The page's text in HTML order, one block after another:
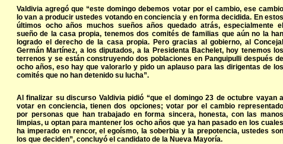
Valdivia agregó que “este domingo debemos votar por el cambio, ese cambio
lo van a producir ustedes votando en conciencia y en forma decidida. En estos
últimos ocho años muchos sueños años quedado atrás, especialmente el
sueño de la casa propia, tenemos dos comités de familias que aún no la han
logrado el derecho de la casa propia. Pero gracias al gobierno, al Concejal
Germán Martínez, a los diputados, a la Presidenta Bachelet, hoy tenemos los
terrenos y se están construyendo dos poblaciones en Panguipulli después de
ocho años, eso hay que valorarlo y pido un aplauso para las dirigentas de los
comités que no han detenido su lucha”.
Al finalizar su discurso Valdivia pidió “que el domingo 23 de octubre vayan a
votar en conciencia, tienen dos opciones; votar por el cambio representado
por personas que han trabajado en forma sincera, honesta, con las manos
limpias, u optan para mantener los ocho años que ya han pasado en los cuales
ha imperado en rencor, el egoísmo, la soberbia y la prepotencia, ustedes son
los que deciden”, concluyó el candidato de la Nueva Mayoría.